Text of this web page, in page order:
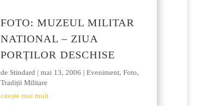
FOTO: MUZEUL MILITAR
NATIONAL – ZIUA
PORȚILOR DESCHISE
de Stindard |mai 13, 2006 |Eveniment,Foto,
Tradiții Militare
citește mai mult